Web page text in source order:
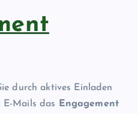
durch aktives Einladen
Mails das
Engagement